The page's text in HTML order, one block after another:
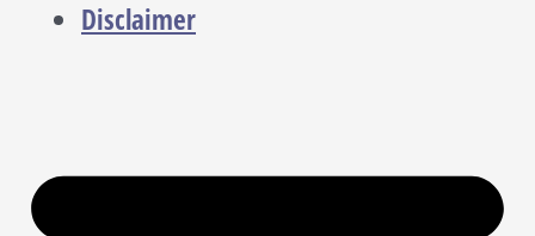
Disclaimer